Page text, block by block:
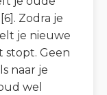
Zodra je
je nieuwe
stopt. Geen
naar je
wel